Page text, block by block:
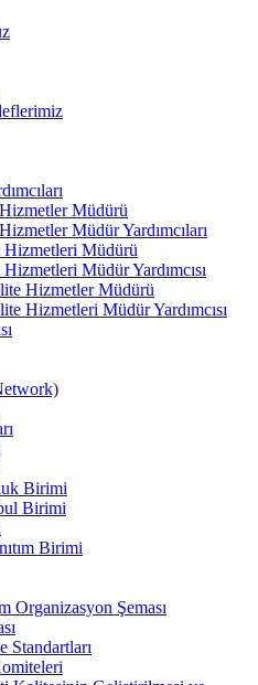
Müdürü
Müdür Yardımcıları
Hizmetleri Müdürü
Hizmetleri Müdür Yardımcısı
Hizmetler Müdürü
Hizmetleri Müdür Yardımcısı
Birimi
Birimi
Birimi
Organizasyon Şeması
Standartları